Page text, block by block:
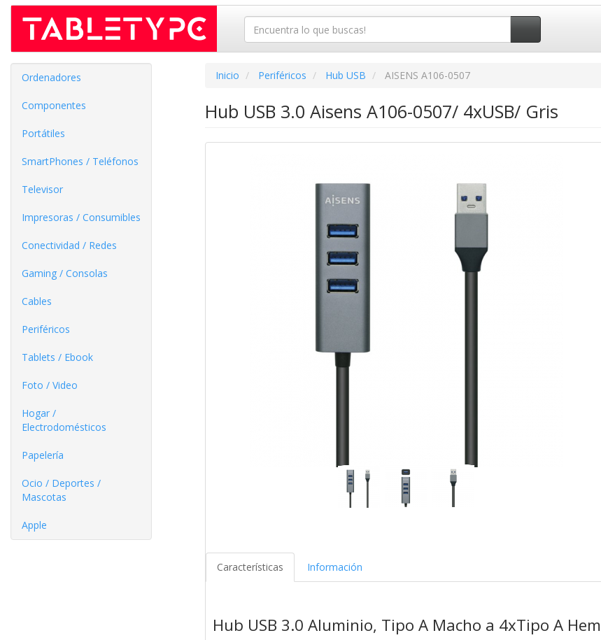
Ordenadores
Componentes
Portátiles
SmartPhones / Teléfonos
Televisor
Impresoras / Consumibles
Conectividad / Redes
Gaming / Consolas
Cables
Periféricos
Tablets / Ebook
Foto / Video
Hogar /
Electrodomésticos
Papelería
Ocio / Deportes /
Mascotas
Apple
Inicio Periféricos Hub USB AISENS A106-0507
Hub USB 3.0 Aisens A106-0507/ 4xUSB/ Gris
Características Información
Hub USB 3.0 Aluminio, Tipo A Macho a 4xTipo A